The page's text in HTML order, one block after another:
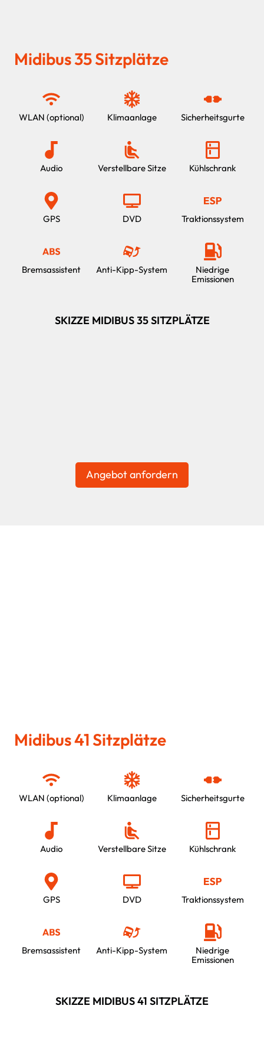
Midibus 35 Sitzplätze
WLAN (optional) Klimaanlage Sicherheitsgurte
Audio Verstellbare Sitze Kühlschrank
GPS DVD Traktionssystem
Bremsassistent Anti-Kipp-System
Niedrige
Emissionen
SKIZZE MIDIBUS 35 SITZPLÄTZE
Angebot anfordern
Midibus 41 Sitzplätze
WLAN (optional) Klimaanlage Sicherheitsgurte
Audio Verstellbare Sitze Kühlschrank
GPS DVD Traktionssystem
Bremsassistent Anti-Kipp-System
Niedrige
Emissionen
SKIZZE MIDIBUS 41 SITZPLÄTZE